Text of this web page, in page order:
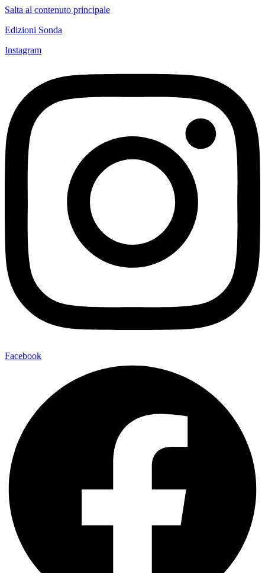
Salta al contenuto principale
Edizioni Sonda
Instagram
Facebook